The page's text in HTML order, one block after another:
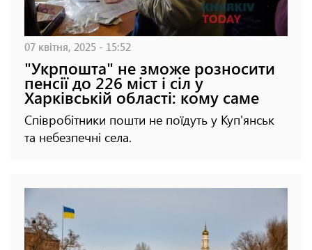
07 квітня, 2025 - 15:52
"Укрпошта" не зможе розносити
пенсії до 226 міст і сіл у
Харківській області: кому саме
Співробітники пошти не поїдуть у Куп'янськ
та небезпечні села.